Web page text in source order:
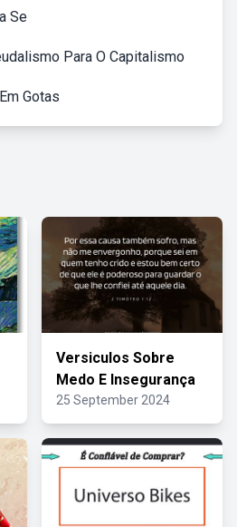
Se
Para O Capitalismo
Gotas
Versiculos Sobre
Medo E Insegurança
25 September 2024